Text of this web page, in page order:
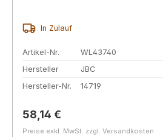
In Zulauf
Artikel-Nr.
WL43740
Hersteller
JBC
Hersteller-Nr.
14719
Regulärer Preis:
58,14 €
Preise exkl. MwSt. zzgl. Versandkosten